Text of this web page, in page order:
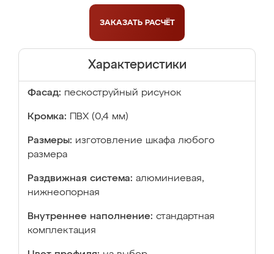
ЗАКАЗАТЬ РАСЧЁТ
Характеристики
Фасад: пескоструйный рисунок
Кромка: ПВХ (0,4 мм)
Размеры: изготовление шкафа любого
размера
Раздвижная система: алюминиевая,
нижнеопорная
Внутреннее наполнение: стандартная
комплектация